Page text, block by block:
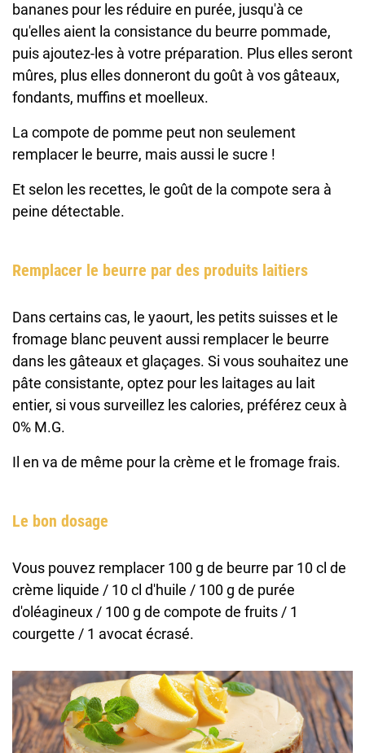
bananes pour les réduire en purée, jusqu'à ce
qu'elles aient la consistance du beurre pommade,
puis ajoutez-les à votre préparation. Plus elles seront
mûres, plus elles donneront du goût à vos gâteaux,
fondants, muffins et moelleux.
La compote de pomme peut non seulement
remplacer le beurre, mais aussi le sucre !
Et selon les recettes, le goût de la compote sera à
peine détectable.
Remplacer le beurre par des produits laitiers
Dans certains cas, le yaourt, les petits suisses et le
fromage blanc peuvent aussi remplacer le beurre
dans les gâteaux et glaçages. Si vous souhaitez une
pâte consistante, optez pour les laitages au lait
entier, si vous surveillez les calories, préférez ceux à
0% M.G.
Il en va de même pour la crème et le fromage frais.
Le bon dosage
Vous pouvez remplacer 100 g de beurre par 10 cl de
crème liquide / 10 cl d'huile / 100 g de purée
d'oléagineux / 100 g de compote de fruits / 1
courgette / 1 avocat écrasé.